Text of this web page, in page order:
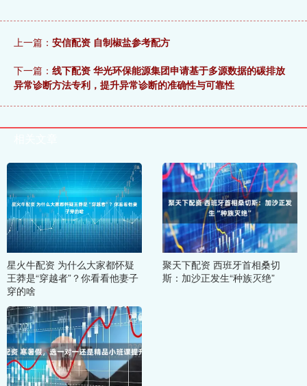
上一篇： 安信配资 自制椒盐参考配方
下一篇： 线下配资 华光环保能源集团申请基于多源数据的碳排放
异常诊断方法专利，提升异常诊断的准确性与可靠性
星火牛配资 为什么大家都怀疑
王莽是“穿越者”？你看看他妻子
穿的啥
聚天下配资 西班牙首相桑切
斯：加沙正发生“种族灭绝”